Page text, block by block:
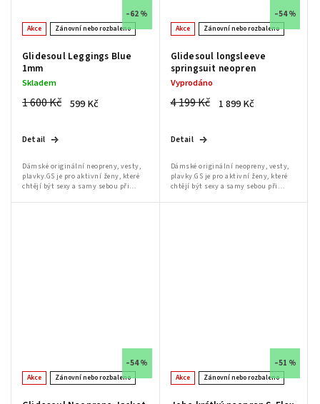
Akce Zánovní nebo rozbaleno
–62 %
Glidesoul Leggings Blue
1mm
Skladem
1 600 Kč 599 Kč
Detail
Dámské originální neopreny, vesty,
plavky.GS je pro aktivní ženy, které
chtějí být sexy a samy sebou při
značky GlideSoul: oblečení na kite,...
Akce Zánovní nebo rozbaleno
–54 %
Glidesoul longsleeve
springsuit neopren
Vyprodáno
4 199 Kč 1 899 Kč
Detail
Dámské originální neopreny, vesty,
plavky.GS je pro aktivní ženy, které
chtějí být sexy a samy sebou při
značky GlideSoul: oblečení na kite,...
Akce Zánovní nebo rozbaleno
–54 %
Akce Zánovní nebo rozbaleno
–51 %